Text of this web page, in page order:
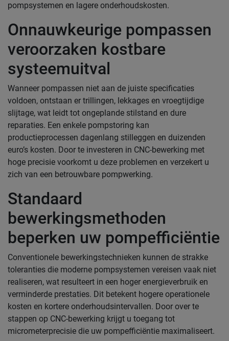
pompsystemen en lagere onderhoudskosten.
Onnauwkeurige pompassen
veroorzaken kostbare
systeemuitval
Wanneer pompassen niet aan de juiste specificaties
voldoen, ontstaan er trillingen, lekkages en vroegtijdige
slijtage, wat leidt tot ongeplande stilstand en dure
reparaties. Een enkele pompstoring kan
productieprocessen dagenlang stilleggen en duizenden
euro’s kosten. Door te investeren in CNC-bewerking met
hoge precisie voorkomt u deze problemen en verzekert u
zich van een betrouwbare pompwerking.
Standaard
bewerkingsmethoden
beperken uw pompefficiëntie
Conventionele bewerkingstechnieken kunnen de strakke
toleranties die moderne pompsystemen vereisen vaak niet
realiseren, wat resulteert in een hoger energieverbruik en
verminderde prestaties. Dit betekent hogere operationele
kosten en kortere onderhoudsintervallen. Door over te
stappen op CNC-bewerking krijgt u toegang tot
micrometerprecisie die uw pompefficiëntie maximaliseert.